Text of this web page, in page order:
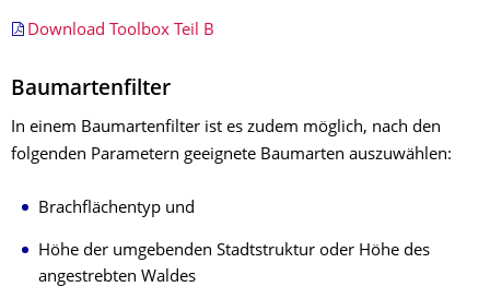
Download Toolbox Teil B
Baumartenfilter
In einem Baumartenfilter ist es zudem möglich, nach den
folgenden Parametern geeignete Baumarten auszuwählen:
Brachflächentyp und
Höhe der umgebenden Stadtstruktur oder Höhe des
angestrebten Waldes